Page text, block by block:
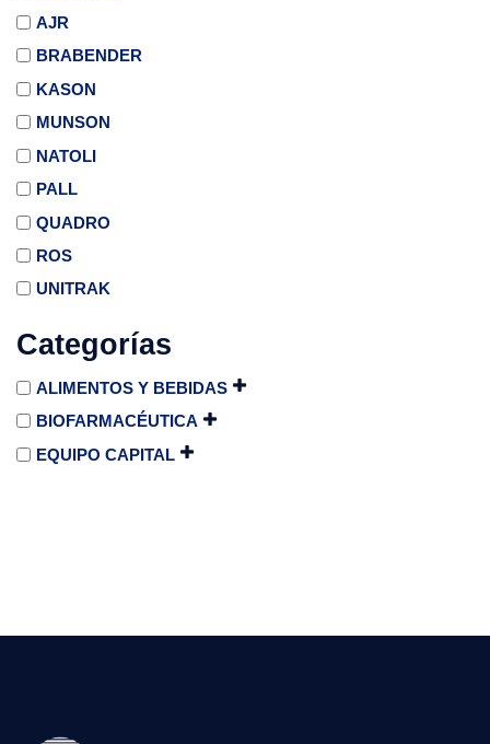
AJR
BRABENDER
KASON
MUNSON
NATOLI
PALL
QUADRO
ROS
UNITRAK
Categorías
ALIMENTOS Y BEBIDAS
BIOFARMACÉUTICA
EQUIPO CAPITAL